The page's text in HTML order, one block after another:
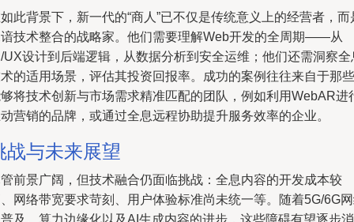
此背景下，新一代的“商人”已不仅是传统意义上的经营者，而
技术整合的战略家。他们需要理解Web开发的全周期——从
UX设计到后端逻辑，从数据分析到安全运维；他们还需洞察全
的适用场景，评估其投资回报率。成功的案例往往来自于那些
将技术创新与市场需求精准匹配的团队，例如利用WebAR进
营销的品牌，或通过全息远程协助提升服务效率的企业。
战与未来展望
前景广阔，但技术融合仍面临挑战：全息内容的开发成本较
网络带宽要求苛刻、用户体验标准尚未统一等。随着5G/6G
及、算力边缘化以及AI生成内容的进步，这些障碍有望逐步消